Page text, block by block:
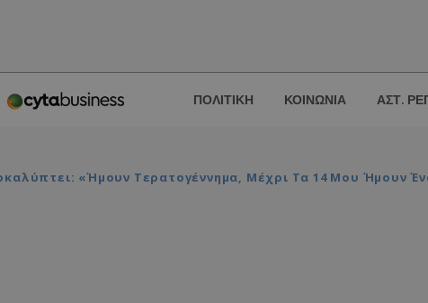
ΠΟΛΙΤΙΚΗ ΚΟΙΝΩΝΙΑ ΑΣΤ.
«Ήμουν Τερατογέννημα, Μέχρι Τα 14 Μου Ήμουν